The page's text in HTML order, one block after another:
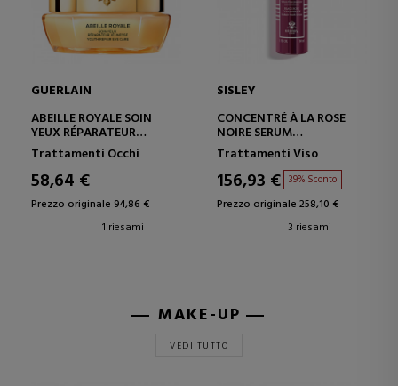
GUERLAIN
ABEILLE ROYALE SOIN
YEUX RÉPARATEUR
JEUNESSE
TRATTAMENTO
CONTORNO OCCHI
RINGIOVANENTE
Trattamenti Occhi
58,64 €
Prezzo originale 94,86 €
1 riesami
SISLEY
CONCENTRÉ À LA ROSE
NOIRE SERUM
SIERO PER TRATTAMENTO
INTENSIVO
Trattamenti Viso
156,93 € 39% Sconto
Prezzo originale 258,10 €
3 riesami
MAKE-UP
VEDI TUTTO